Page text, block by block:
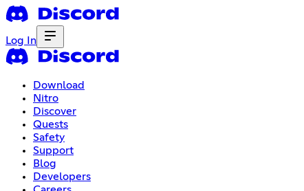
Log In
Download
Nitro
Discover
Quests
Safety
Support
Blog
Developers